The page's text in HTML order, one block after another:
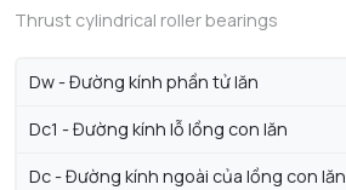
Thrust cylindrical roller bearings
Dw - Đường kính phần tử lăn
Dc1 - Đường kính lỗ lồng con lăn
Dc - Đường kính ngoài của lồng con lăn